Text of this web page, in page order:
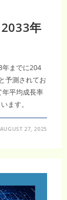
年
年までに204
予測されてお
年平均成長率
ます。
AUGUST 27, 2025